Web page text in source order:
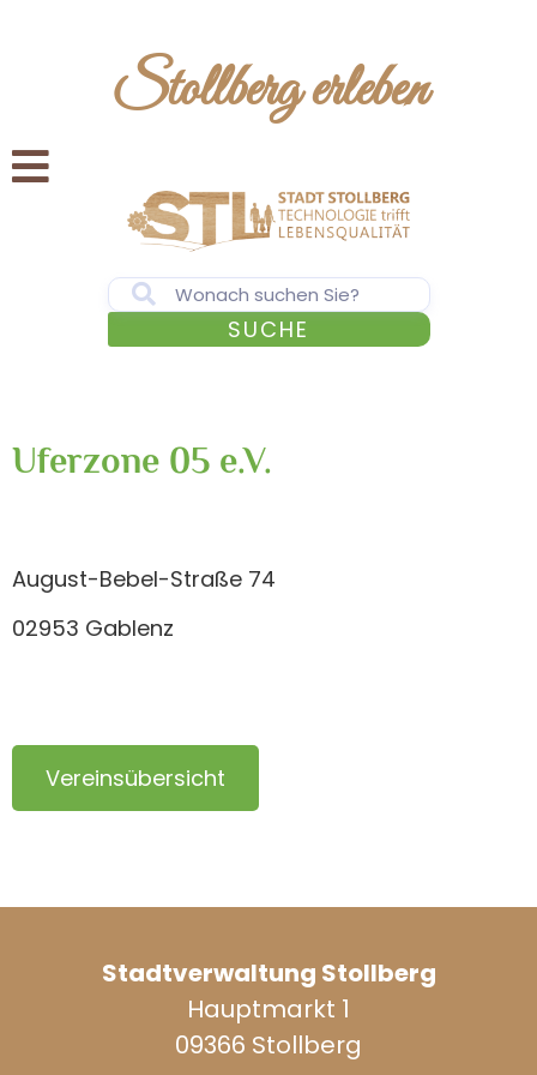
Stollberg erleben
SUCHE
Uferzone 05 e.V.
August-Bebel-Straße 74
02953 Gablenz
Vereinsübersicht
Stadtverwaltung Stollberg
Hauptmarkt 1
09366 Stollberg